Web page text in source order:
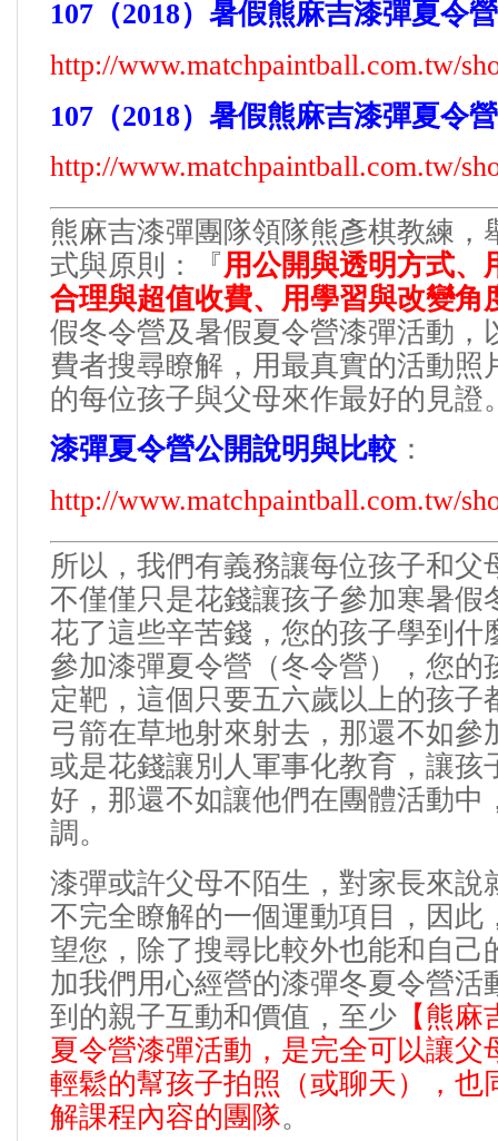
107 （2018）暑假熊麻吉漆彈夏令
http://www.matchpaintball.com.tw/
107 （2018）暑假熊麻吉漆彈夏令
http://www.matchpaintball.com.tw/
熊麻吉漆彈團隊領隊熊彥棋教練，
式與原則：
『用公開與透明方式、
合理與超值收費、用學習與改變角
假冬令營及暑假夏令營漆彈活動，
費者搜尋瞭解，用最真實的活動照
的每位孩子與父母來作最好的見證
漆彈夏令營公開說明與比較 ：
http://www.matchpaintball.com.tw/
所以，我們有義務讓每位孩子和父
不僅僅只是花錢讓孩子參加寒暑假
花了這些辛苦錢，您的孩子學到什
參加漆彈夏令營（冬令營），您的
定靶，這個只要五六歲以上的孩子
弓箭在草地射來射去，那還不如參
或是花錢讓別人軍事化教育，讓孩
好，那還不如讓他們在團體活動中
調。
漆彈或許父母不陌生，對家長來說
不完全瞭解的一個運動項目，因此
望您，除了搜尋比較外也能和自己
加我們用心經營的漆彈冬夏令營活
到的親子互動和價值，至少 【熊
夏令營漆彈活動，是完全可以讓父
輕鬆的幫孩子拍照（或聊天）
，
解課程內容的團隊。